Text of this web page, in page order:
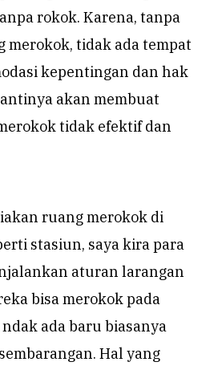
rokok. Karena, tanpa
merokok, tidak ada tempat
kepentingan dan hak
akan membuat
tidak efektif dan
ruang merokok di
stasiun, saya kira para
aturan larangan
bisa merokok pada
ada baru biasanya
Hal yang